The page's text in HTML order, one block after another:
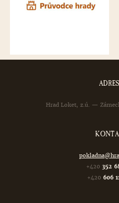
Hrad Loket, z.ú. —
+420 352
+420 606